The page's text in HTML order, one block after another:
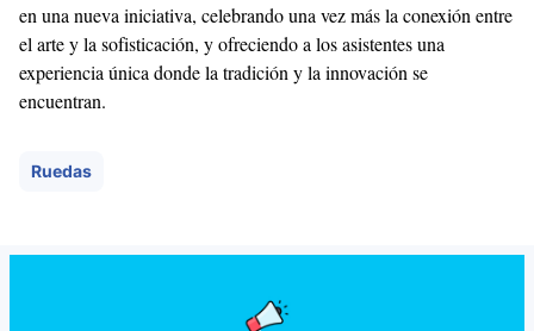
en una nueva iniciativa, celebrando una vez más la conexión entre
el arte y la sofisticación, y ofreciendo a los asistentes una
experiencia única donde la tradición y la innovación se
encuentran.
Ruedas